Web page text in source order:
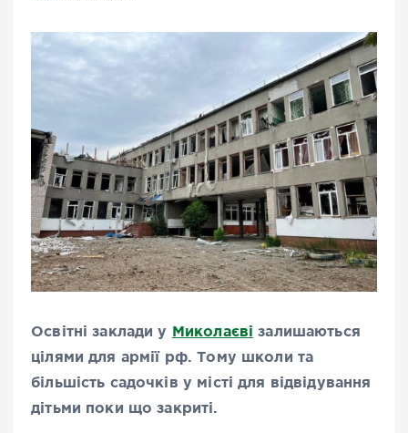
Освітні заклади у Миколаєві залишаються
цілями для армії рф. Тому школи та
більшість садочків у місті для відвідування
дітьми поки що закриті.